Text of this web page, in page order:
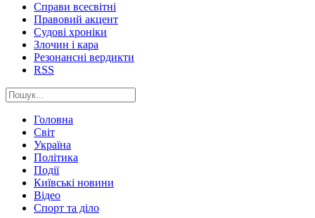
Справи всесвітні
Правовий акцент
Судові хроніки
Злочин і кара
Резонансні вердикти
RSS
Головна
Світ
Україна
Політика
Події
Київські новини
Відео
Спорт та діло